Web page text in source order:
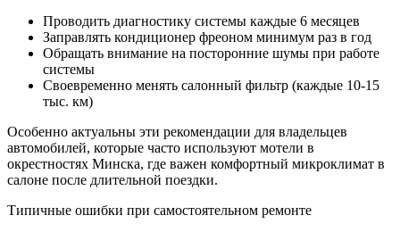
Проводить диагностику системы каждые 6 месяцев
Заправлять кондиционер фреоном минимум раз в год
Обращать внимание на посторонние шумы при работе
системы
Своевременно менять салонный фильтр (каждые 10-15
тыс. км)
Особенно актуальны эти рекомендации для владельцев
автомобилей, которые часто используют мотели в
окрестностях Минска, где важен комфортный микроклимат в
салоне после длительной поездки.
Типичные ошибки при самостоятельном ремонте